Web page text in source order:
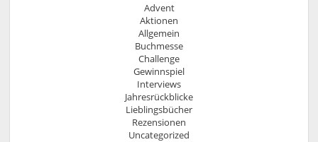
Advent
Aktionen
Allgemein
Buchmesse
Challenge
Gewinnspiel
Interviews
Jahresrückblicke
Lieblingsbücher
Rezensionen
Uncategorized